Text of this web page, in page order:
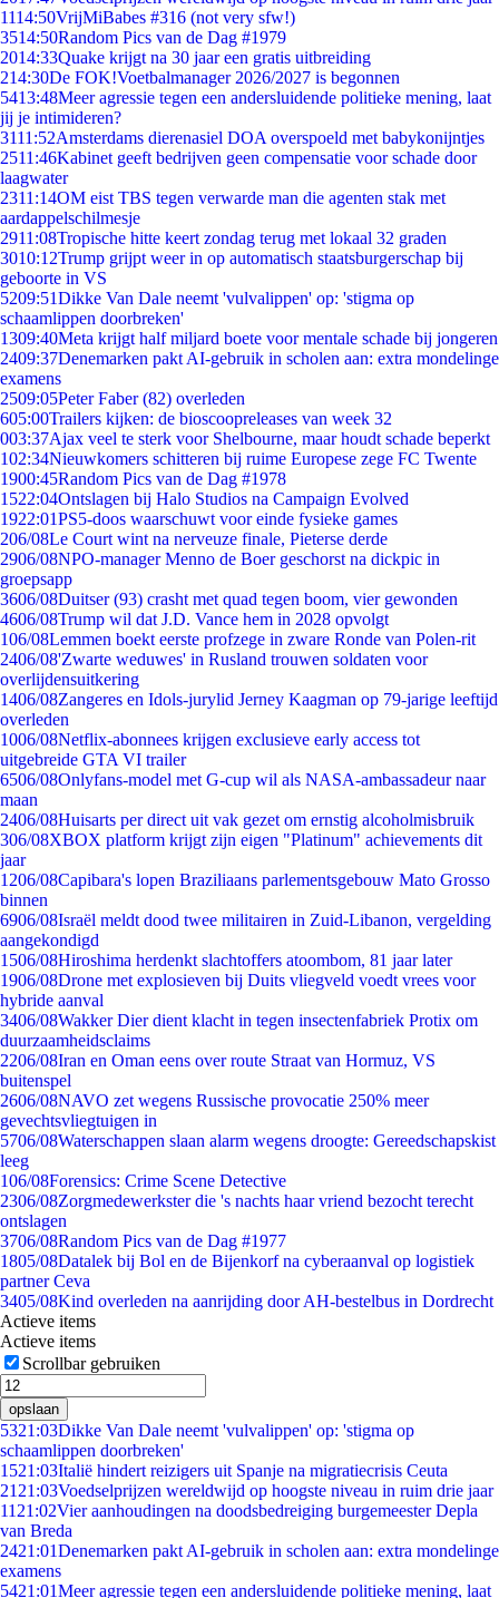
1114:50VrijMiBabes #316 (not very sfw!)
3514:50Random Pics van de Dag #1979
2014:33Quake krijgt na 30 jaar een gratis uitbreiding
214:30De FOK!Voetbalmanager 2026/2027 is begonnen
5413:48Meer agressie tegen een andersluidende politieke mening, laat
jij je intimideren?
3111:52Amsterdams dierenasiel DOA overspoeld met babykonijntjes
2511:46Kabinet geeft bedrijven geen compensatie voor schade door
laagwater
2311:14OM eist TBS tegen verwarde man die agenten stak met
aardappelschilmesje
2911:08Tropische hitte keert zondag terug met lokaal 32 graden
3010:12Trump grijpt weer in op automatisch staatsburgerschap bij
geboorte in VS
5209:51Dikke Van Dale neemt 'vulvalippen' op: 'stigma op
schaamlippen doorbreken'
1309:40Meta krijgt half miljard boete voor mentale schade bij jongeren
2409:37Denemarken pakt AI-gebruik in scholen aan: extra mondelinge
examens
2509:05Peter Faber (82) overleden
605:00Trailers kijken: de bioscoopreleases van week 32
003:37Ajax veel te sterk voor Shelbourne, maar houdt schade beperkt
102:34Nieuwkomers schitteren bij ruime Europese zege FC Twente
1900:45Random Pics van de Dag #1978
1522:04Ontslagen bij Halo Studios na Campaign Evolved
1922:01PS5-doos waarschuwt voor einde fysieke games
206/08Le Court wint na nerveuze finale, Pieterse derde
2906/08NPO-manager Menno de Boer geschorst na dickpic in
groepsapp
3606/08Duitser (93) crasht met quad tegen boom, vier gewonden
4606/08Trump wil dat J.D. Vance hem in 2028 opvolgt
106/08Lemmen boekt eerste profzege in zware Ronde van Polen-rit
2406/08'Zwarte weduwes' in Rusland trouwen soldaten voor
overlijdensuitkering
1406/08Zangeres en Idols-jurylid Jerney Kaagman op 79-jarige leeftijd
overleden
1006/08Netflix-abonnees krijgen exclusieve early access tot
uitgebreide GTA VI trailer
6506/08Onlyfans-model met G-cup wil als NASA-ambassadeur naar
maan
2406/08Huisarts per direct uit vak gezet om ernstig alcoholmisbruik
306/08XBOX platform krijgt zijn eigen "Platinum" achievements dit
jaar
1206/08Capibara's lopen Braziliaans parlementsgebouw Mato Grosso
binnen
6906/08Israël meldt dood twee militairen in Zuid-Libanon, vergelding
aangekondigd
1506/08Hiroshima herdenkt slachtoffers atoombom, 81 jaar later
1906/08Drone met explosieven bij Duits vliegveld voedt vrees voor
hybride aanval
3406/08Wakker Dier dient klacht in tegen insectenfabriek Protix om
duurzaamheidsclaims
2206/08Iran en Oman eens over route Straat van Hormuz, VS
buitenspel
2606/08NAVO zet wegens Russische provocatie 250% meer
gevechtsvliegtuigen in
5706/08Waterschappen slaan alarm wegens droogte: Gereedschapskist
leeg
106/08Forensics: Crime Scene Detective
2306/08Zorgmedewerkster die 's nachts haar vriend bezocht terecht
ontslagen
3706/08Random Pics van de Dag #1977
1805/08Datalek bij Bol en de Bijenkorf na cyberaanval op logistiek
partner Ceva
3405/08Kind overleden na aanrijding door AH-bestelbus in Dordrecht
Actieve items
Actieve items
Scrollbar gebruiken
opslaan
5321:03Dikke Van Dale neemt 'vulvalippen' op: 'stigma op
schaamlippen doorbreken'
1521:03Italië hindert reizigers uit Spanje na migratiecrisis Ceuta
21 21:03Voedselprijzen wereldwijd op hoogste niveau in ruim drie jaar
11 21:02Vier aanhoudingen na doodsbedreiging burgemeester Depla
van Breda
2421:01Denemarken pakt AI-gebruik in scholen aan: extra mondelinge
examens
5421:01Meer agressie tegen een andersluidende politieke mening, laat